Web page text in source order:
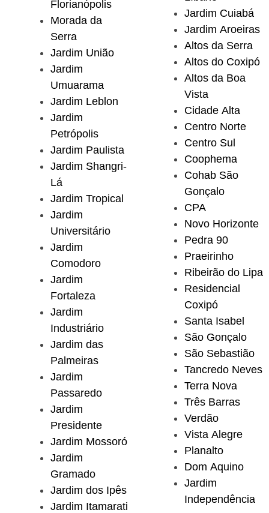
Florianópolis
Morada da
Serra
Jardim União
Jardim
Umuarama
Jardim Leblon
Jardim
Petrópolis
Jardim Paulista
Jardim Shangri-
Lá
Jardim Tropical
Jardim
Universitário
Jardim
Comodoro
Jardim
Fortaleza
Jardim
Industriário
Jardim das
Palmeiras
Jardim
Passaredo
Jardim
Presidente
Jardim Mossoró
Jardim
Gramado
Jardim dos Ipês
Jardim Itamarati
Jardim Cuiabá
Jardim Aroeiras
Altos da Serra
Altos do Coxipó
Altos da Boa
Vista
Cidade Alta
Centro Norte
Centro Sul
Coophema
Cohab São
Gonçalo
CPA
Novo Horizonte
Pedra 90
Praeirinho
Ribeirão do Lipa
Residencial
Coxipó
Santa Isabel
São Gonçalo
São Sebastião
Tancredo Neves
Terra Nova
Três Barras
Verdão
Vista Alegre
Planalto
Dom Aquino
Jardim
Independência